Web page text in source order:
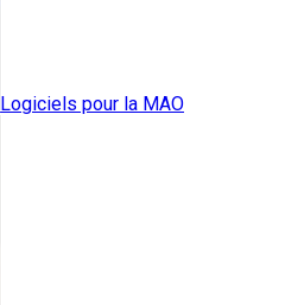
Logiciels pour la MAO